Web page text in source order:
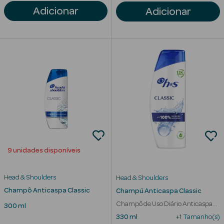
Solares com
Cor
Ver Tudo
Necessidades
da Pele
Adicionar Adicionar
9 unidades disponíveis
Head & Shoulders
Champô Anticaspa Classic
300 ml
Head & Shoulders
Champú Anticaspa Classic
Champô de Uso Diário Anticaspa
Persistente
330 ml +1 Tamanho(s)